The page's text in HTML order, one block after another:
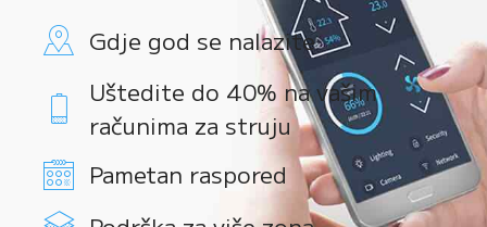
Gdje god se nalazite
Uštedite do 40% na vašim
računima za struju
Pametan raspored